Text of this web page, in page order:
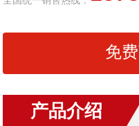
免
产品介绍